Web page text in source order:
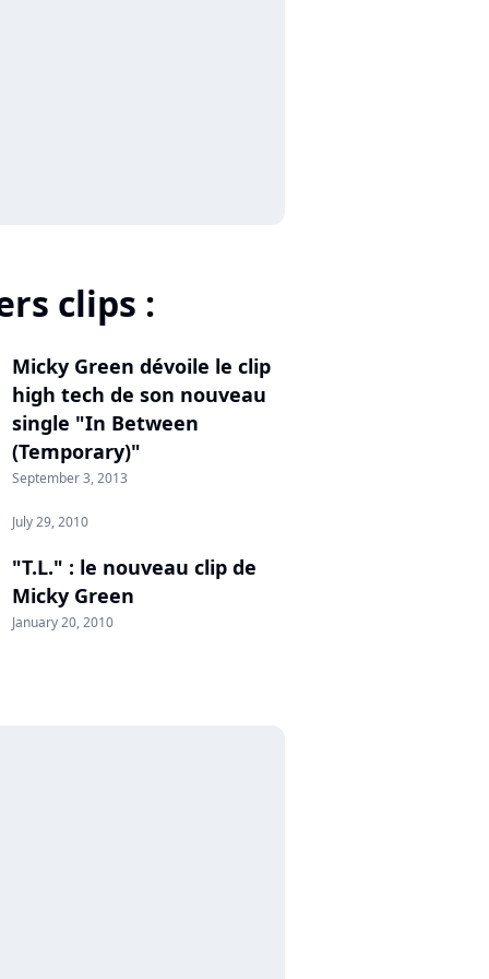
clips :
Micky Green dévoile le clip
high tech de son nouveau
single "In Between
(Temporary)"
September 3, 2013
July 29, 2010
"T.L." : le nouveau clip de
Micky Green
January 20, 2010